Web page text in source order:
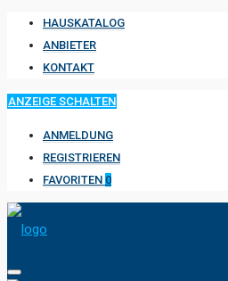
HAUSKATALOG
ANBIETER
KONTAKT
ANZEIGE SCHALTEN
ANMELDUNG
REGISTRIEREN
FAVORITEN 0